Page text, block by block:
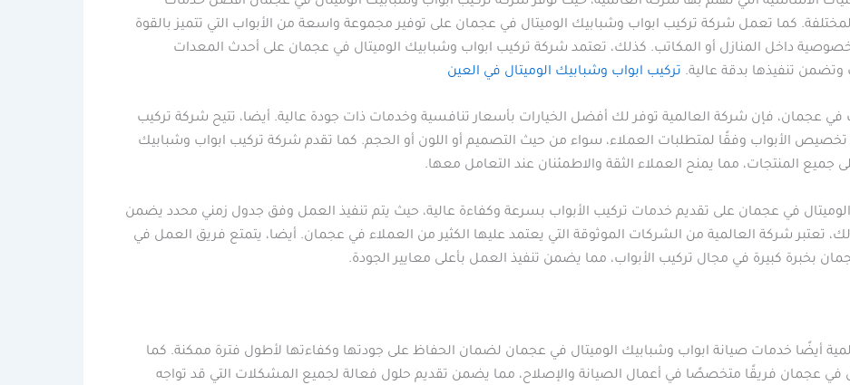
كما تعمل شركة تركيب ابواب وشبابيك الوميتال في عجمان على توفير مجموعة واسعة من الأبواب التي تتميز بالقوة
داخل المنازل أو المكاتب. كذلك، تعتمد شركة تركيب ابواب وشبابيك الوميتال في عجمان على أحدث المعدات
وتضمن تنفيذها بدقة عالية. تركيب ابواب وشبابيك الوميتال في العين
عجمان، فإن شركة العالمية توفر لك أفضل الخيارات بأسعار تنافسية وخدمات ذات جودة عالية. أيضا، تتيح شركة تركيب
تخصيص الأبواب وفقًا لمتطلبات العملاء، سواء من حيث التصميم أو اللون أو الحجم. كما تقدم شركة تركيب ابواب وشبابيك
المنتجات، مما يمنح العملاء الثقة والاطمئنان عند التعامل معها.
في عجمان على تقديم خدمات تركيب الأبواب بسرعة وكفاءة عالية، حيث يتم تنفيذ العمل وفق جدول زمني محدد يضمن
تعتبر شركة العالمية من الشركات الموثوقة التي يعتمد عليها الكثير من العملاء في عجمان. أيضا، يتمتع فريق العمل في
بخبرة كبيرة في مجال تركيب الأبواب، مما يضمن تنفيذ العمل بأعلى معايير الجودة.
أيضًا خدمات صيانة ابواب وشبابيك الوميتال في عجمان لضمان الحفاظ على جودتها وكفاءتها لأطول فترة ممكنة. كما
في عجمان فريقًا متخصصًا في أعمال الصيانة والإصلاح، مما يضمن تقديم حلول فعالة لجميع المشكلات التي قد تواجه